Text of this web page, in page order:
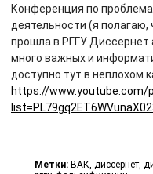
Конференция по
деятельности (я
прошла в РГГУ.
много важных и
доступно тут в неплохом
https://www.youtube.com/
Метки: ВАК, диссернет,